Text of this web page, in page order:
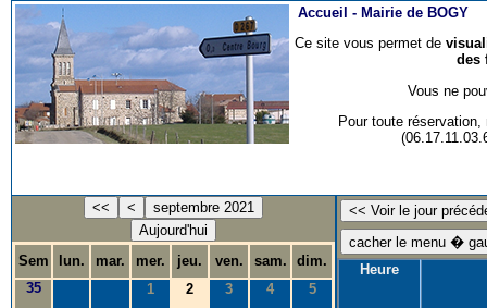
Accueil - Mairie de BOGY
Ce site vous permet de
des
Vous ne
Pour toute
<< <
septembre 2021
Aujourd'hui
Sem
lun. mar. mer. jeu. ven. sam.
dim.
35
1 2 3 4 5
Heure